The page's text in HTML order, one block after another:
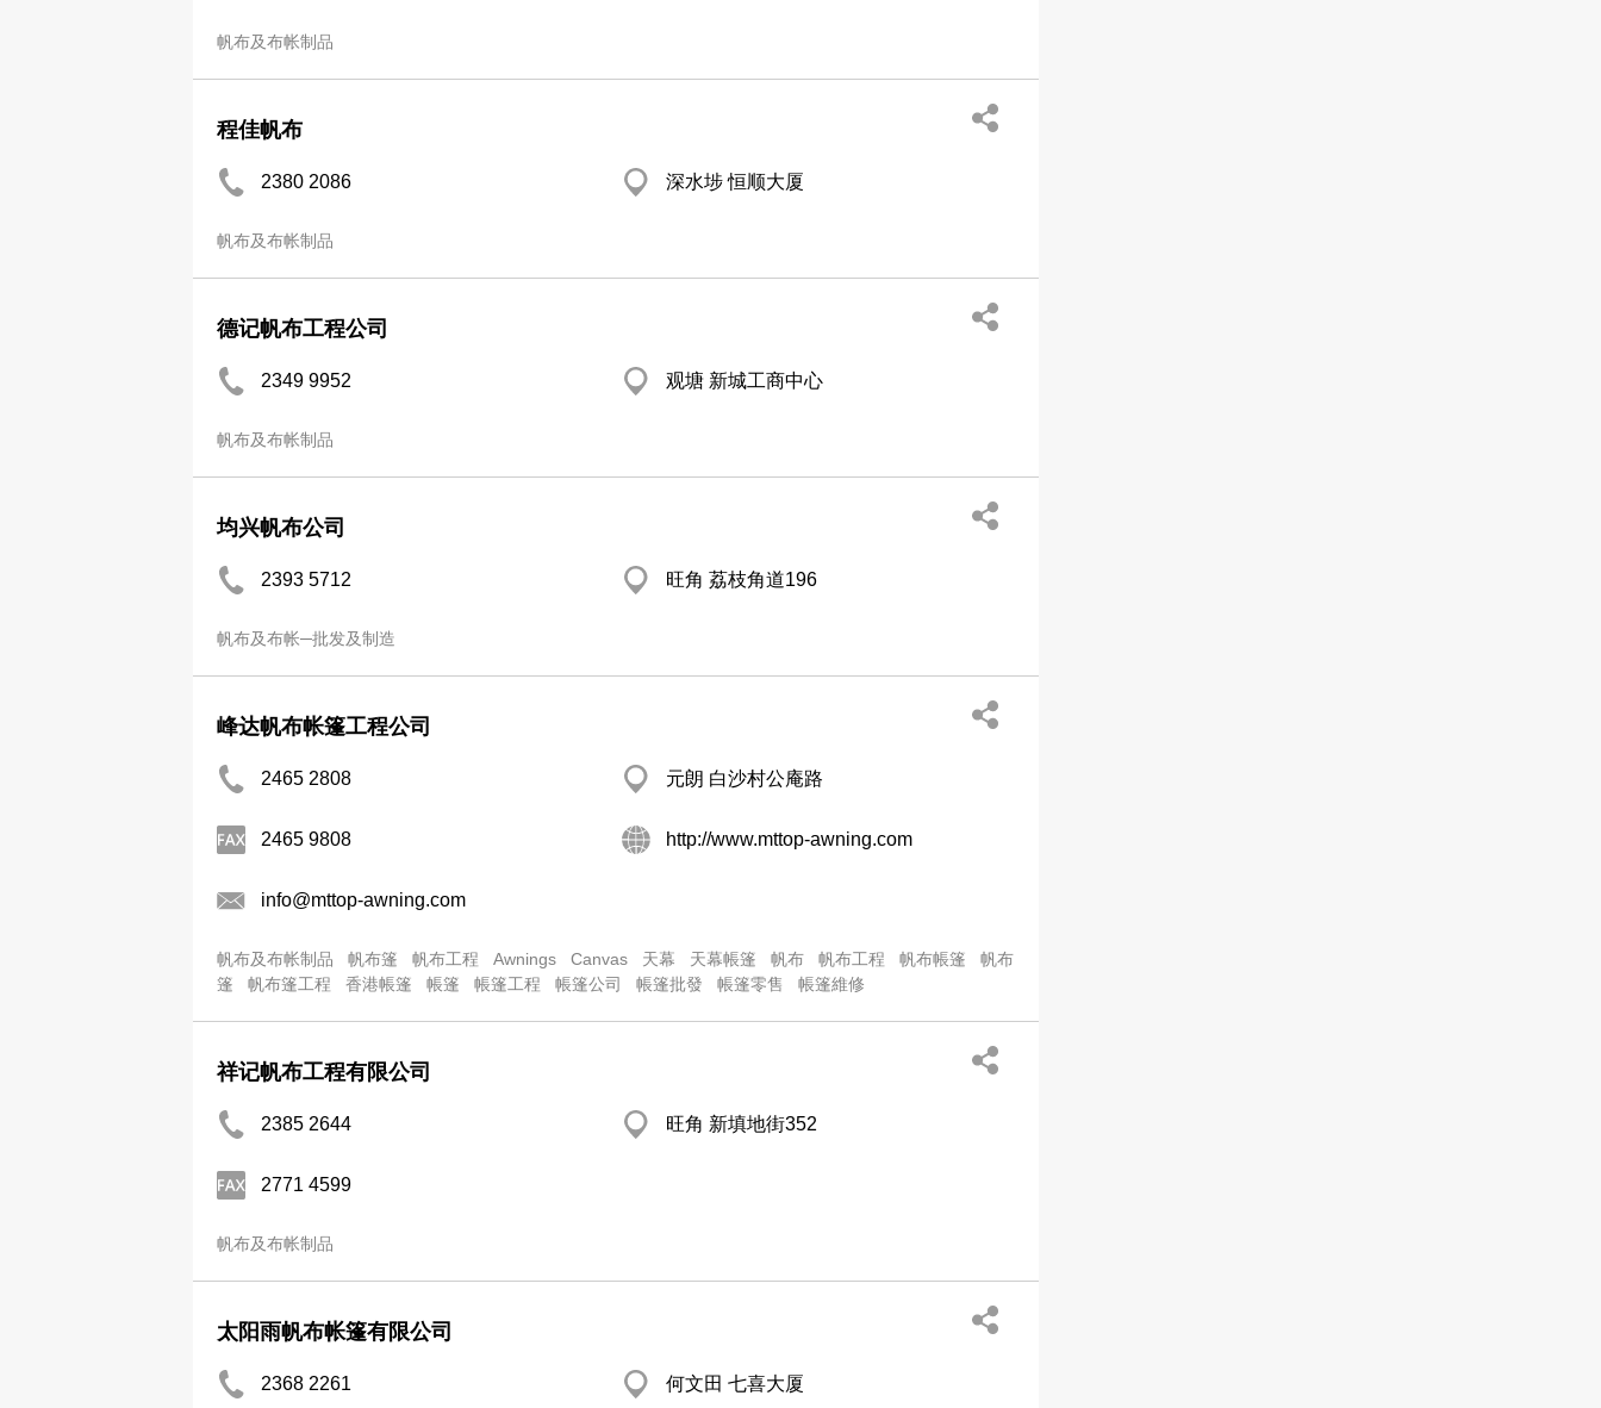
帆布及布帐制品
程佳帆布
2380 2086 深水埗 恒顺大厦
帆布及布帐制品
德记帆布工程公司
2349 9952 观塘 新城工商中心
帆布及布帐制品
均兴帆布公司
2393 5712 旺角 荔枝角道196
帆布及布帐─批发及制造
峰达帆布帐篷工程公司
2465 2808 元朗 白沙村公庵路
2465 9808 http://www.mttop-awning.com
info@mttop-awning.com
帆布及布帐制品 帆布篷 帆布工程 Awnings Canvas 天幕 天幕帳篷 帆布 帆布工程 帆布帳篷
帆布
篷
帆布篷工程 香港帳篷 帳篷 帳篷工程 帳篷公司 帳篷批發 帳篷零售 帳篷維修
祥记帆布工程有限公司
2385 2644 旺角 新填地街352
2771 4599
帆布及布帐制品
太阳雨帆布帐篷有限公司
2368 2261 何文田 七喜大厦